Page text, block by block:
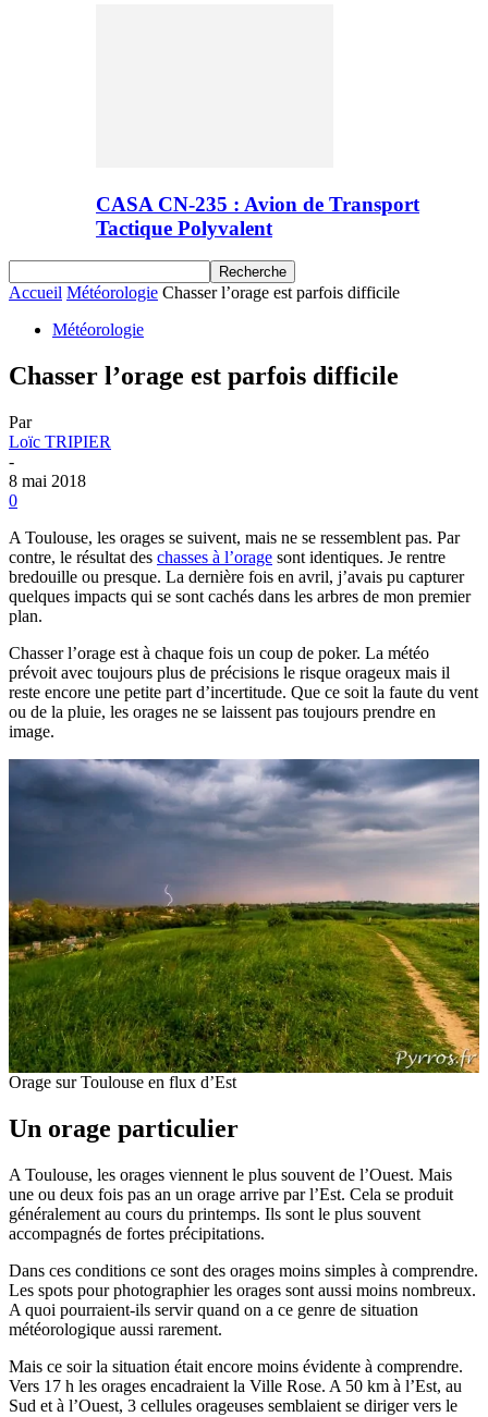
CASA CN-235 : Avion de Transport
Tactique Polyvalent
Accueil Météorologie Chasser l’orage est parfois difficile
Météorologie
Chasser l’orage est parfois difficile
Par
Loïc TRIPIER
-
8 mai 2018
0
A Toulouse, les orages se suivent, mais ne se ressemblent pas. Par
contre, le résultat des chasses à l’orage sont identiques. Je rentre
bredouille ou presque. La dernière fois en avril, j’avais pu capturer
quelques impacts qui se sont cachés dans les arbres de mon premier
plan.
Chasser l’orage est à chaque fois un coup de poker. La météo
prévoit avec toujours plus de précisions le risque orageux mais il
reste encore une petite part d’incertitude. Que ce soit la faute du vent
ou de la pluie, les orages ne se laissent pas toujours prendre en
image.
Orage sur Toulouse en flux d’Est
Un orage particulier
A Toulouse, les orages viennent le plus souvent de l’Ouest. Mais
une ou deux fois pas an un orage arrive par l’Est. Cela se produit
généralement au cours du printemps. Ils sont le plus souvent
accompagnés de fortes précipitations.
Dans ces conditions ce sont des orages moins simples à comprendre.
Les spots pour photographier les orages sont aussi moins nombreux.
A quoi pourraient-ils servir quand on a ce genre de situation
météorologique aussi rarement.
Mais ce soir la situation était encore moins évidente à comprendre.
Vers 17 h les orages encadraient la Ville Rose. A 50 km à l’Est, au
Sud et à l’Ouest, 3 cellules orageuses semblaient se diriger vers le